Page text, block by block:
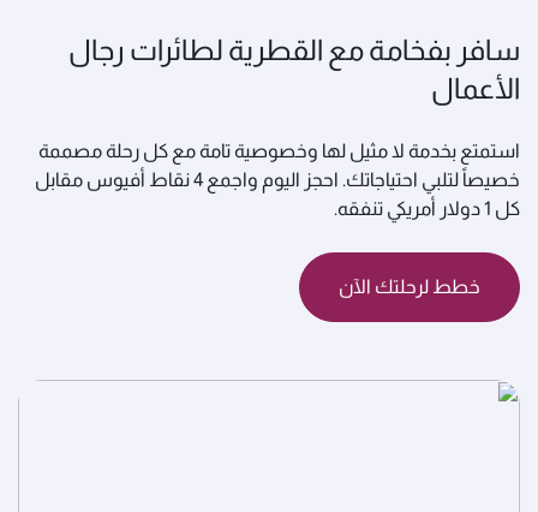
سافر بفخامة مع القطرية لطائرات رجال
الأعمال
استمتع بخدمة لا مثيل لها وخصوصية تامة مع كل رحلة مصممة
خصيصاً لتلبي احتياجاتك. احجز اليوم واجمع 4 نقاط أفيوس مقابل
كل 1 دولار أمريكي تنفقه.
خطط لرحلتك الآن